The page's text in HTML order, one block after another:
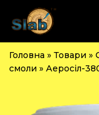
Головна » Товари »
смоли » Аеросіл-